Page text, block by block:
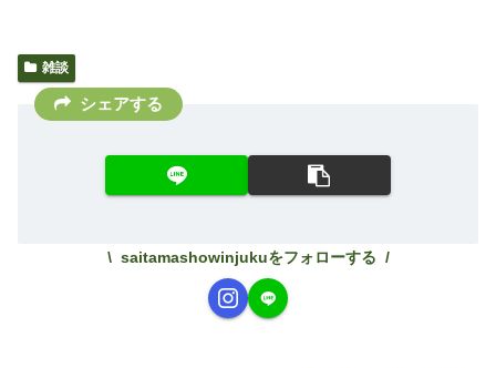
雑談
シェアする
saitamashowinjukuをフォローする